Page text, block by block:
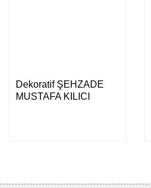
Dekoratif ŞEHZADE
MUSTAFA KILICI